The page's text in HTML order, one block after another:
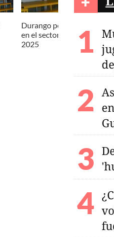
Durango perdió dos mil
en el sector industrial
2025